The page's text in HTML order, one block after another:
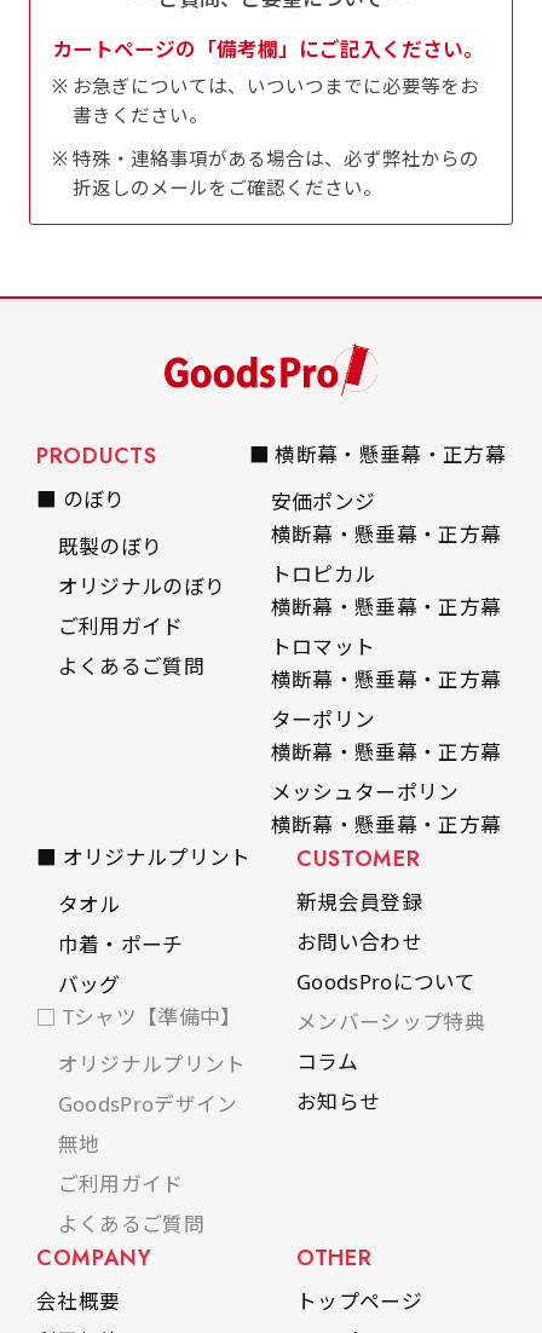
カートページの「備考欄」にご記入ください。
お急ぎについては、いついつまでに必要等をお
書きください。
特殊・連絡事項がある場合は、必ず弊社からの
折返しのメールをご確認ください。
PRODUCTS
■ のぼり
既製のぼり
オリジナルのぼり
ご利用ガイド
よくあるご質問
■ 横断幕・懸垂幕・正方幕
安価ポンジ
横断幕・懸垂幕・正方幕
トロピカル
横断幕・懸垂幕・正方幕
トロマット
横断幕・懸垂幕・正方幕
ターポリン
横断幕・懸垂幕・正方幕
メッシュターポリン
横断幕・懸垂幕・正方幕
■ オリジナルプリント
タオル
巾着・ポーチ
バッグ
□ Tシャツ【準備中】
オリジナルプリント
GoodsProデザイン
無地
ご利用ガイド
よくあるご質問
CUSTOMER
新規会員登録
お問い合わせ
GoodsProについて
メンバーシップ特典
コラム
お知らせ
COMPANY
会社概要
OTHER
トップページ